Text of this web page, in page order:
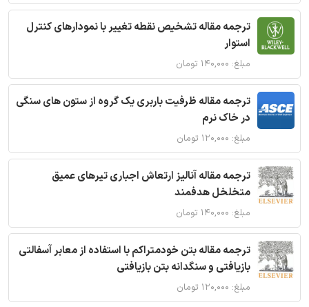
ترجمه مقاله تشخیص نقطه تغییر با نمودارهای کنترل
استوار
مبلغ: ۱۴۰,۰۰۰ تومان
ترجمه مقاله ظرفیت باربری یک گروه از ستون های سنگی
در خاک نرم
مبلغ: ۱۲۰,۰۰۰ تومان
ترجمه مقاله آنالیز ارتعاش اجباری تیرهای عمیق
متخلخل هدفمند
مبلغ: ۱۴۰,۰۰۰ تومان
ترجمه مقاله بتن خودمتراکم با استفاده از معابر آسفالتی
بازیافتی و سنگدانه بتن بازیافتی
مبلغ: ۱۲۰,۰۰۰ تومان